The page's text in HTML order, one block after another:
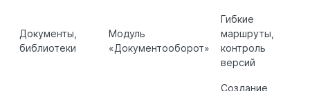
Документы,
библиотеки
Модуль
«Документооборот»
Гибкие
маршруты,
контроль
версий
Создание